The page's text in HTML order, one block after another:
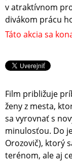
v atraktívnom
divákom prácu
Táto akcia sa
Film približuje
ženy z mesta,
sa vyrovnať s
minulosťou. Do
Orozovič), ktorý
terénom, ale aj